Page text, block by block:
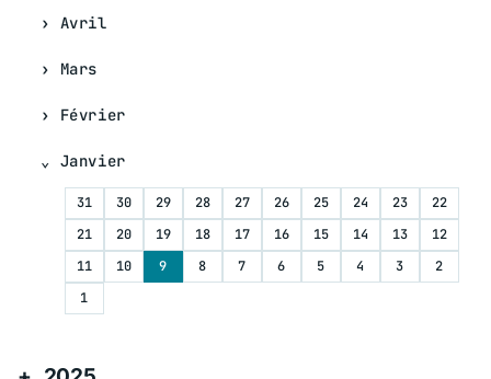
Avril
Mars
Février
Janvier
31 30 29 28 27 26 25 24 23
22
21
20 19 18 17 16 15 14 13
12
11
10 9 8 7 6 5 4 3
2
1